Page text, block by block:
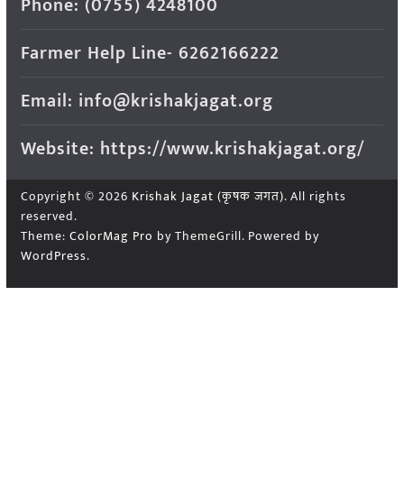
Farmer Help Line- 6262166222
Email: info@krishakjagat.org
Website: https://www.krishakjagat.org/
Copyright © 2026 Krishak Jagat (कृषक जगत). All rights
reserved.
Theme: ColorMag Pro by ThemeGrill. Powered by
WordPress.